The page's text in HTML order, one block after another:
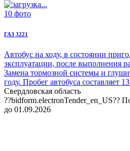
10 фото
ГАЗ 3221
Автобус на ходу, в состоянии
эксплуатации, после выполнения
Замена тормозной системы и
году. Пробег автобуса составляет
Свердловская область
??bidform.electronTender_en_US??
до 01.09.2026